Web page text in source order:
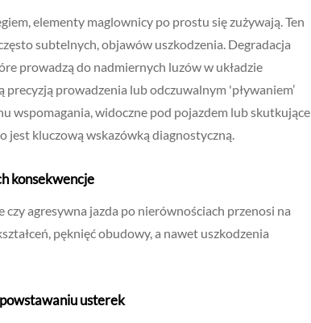
elementy maglownicy po prostu się zużywają. Ten
subtelnych, objawów uszkodzenia. Degradacja
prowadzą do nadmiernych luzów w układzie
prowadzenia lub odczuwalnym 'pływaniem’
wspomagania, widoczne pod pojazdem lub skutkujące
jest kluczową wskazówką diagnostyczną.
konsekwencje
agresywna jazda po nierównościach przenosi na
pęknięć obudowy, a nawet uszkodzenia
usterek